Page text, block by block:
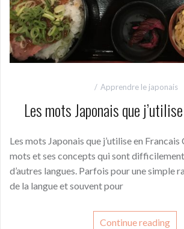
Apprendre le japonais
Les mots Japonais que
Les mots Japonais que j’utilise en Francais
mots et ses concepts qui sont
d’autres langues. Parfois pour une simple
de la langue et souvent pour
Continue reading